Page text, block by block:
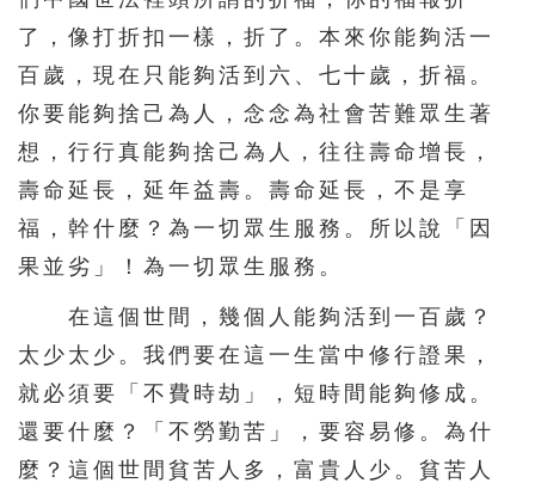
了，像打折扣一樣，折了。本來你能夠活一
百歲，現在只能夠活到六、七十歲，折福。
你要能夠捨己為人，念念為社會苦難眾生著
想，行行真能夠捨己為人，往往壽命增長，
壽命延長，延年益壽。壽命延長，不是享
福，幹什麼？為一切眾生服務。所以說「因
果並劣」！為一切眾生服務。
在這個世間，幾個人能夠活到一百歲？
太少太少。我們要在這一生當中修行證果，
就必須要「不費時劫」，短時間能夠修成。
還要什麼？「不勞勤苦」，要容易修。為什
麼？這個世間貧苦人多，富貴人少。貧苦人